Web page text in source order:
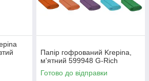
Папір гофрований Krepina,
м'ятний 599948 G-Rich
Готово до відправки